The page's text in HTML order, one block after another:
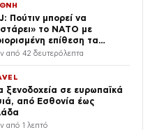
Πούτιν μπορεί να
το ΝΑΤΟ με
επίθεση τα
χρόνια – Τι εκτιμούν
από 42 δευτερόλεπτα
ξενοδοχεία σε ευρωπαϊκά
από Εσθονία έως
από 1 λεπτό